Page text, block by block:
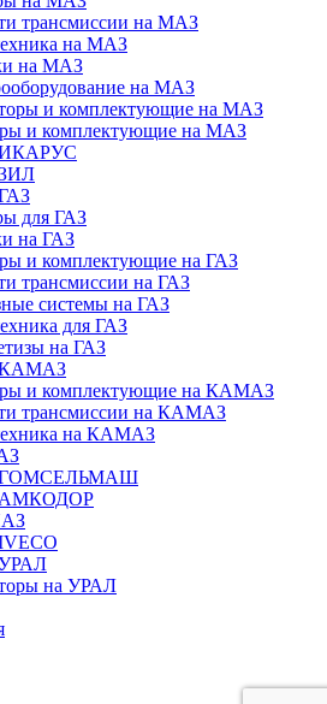
трансмиссии на МАЗ
на МАЗ
на МАЗ
на МАЗ
и комплектующие на МАЗ
и комплектующие на МАЗ
ИКАРУС
ЗИЛ
для ГАЗ
на ГАЗ
и комплектующие на ГАЗ
трансмиссии на ГАЗ
системы на ГАЗ
для ГАЗ
на ГАЗ
КАМАЗ
и комплектующие на КАМАЗ
трансмиссии на КАМАЗ
на КАМАЗ
ГОМСЕЛЬМАШ
АМКОДОР
УРАЛ
на УРАЛ